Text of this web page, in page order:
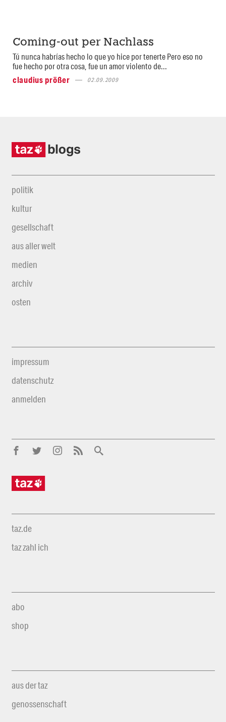
Coming-out per Nachlass
Tú nunca habrías hecho lo que yo hice por tenerte Pero eso no
fue hecho por otra cosa, fue un amor violento de...
claudius prößer
02.09.2009
politik
kultur
gesellschaft
aus aller welt
medien
archiv
osten
impressum
datenschutz
anmelden
taz.de
taz zahl ich
abo
shop
aus der taz
genossenschaft